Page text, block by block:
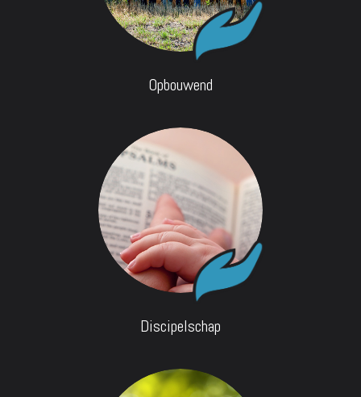
Opbouwend
Discipelschap